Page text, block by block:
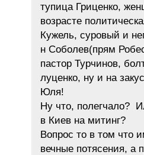
тупица Гриценко,
возрасте
Кужель, суровый и
н Соболев(прям
пастор Турчинов,
луценко, ну и на
Юля!
Ну что, полегчало?
в Киев на митинг?
Вопрос то в том что
вечные потясения, а